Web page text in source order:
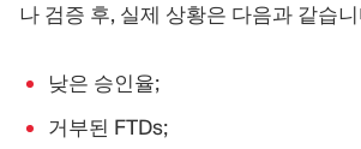
나 검증 후, 실제 상황은 다음과 같습
낮은 승인율;
거부된 FTDs;